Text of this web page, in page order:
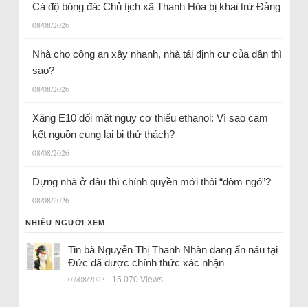
Cá độ bóng đá: Chủ tịch xã Thanh Hóa bị khai trừ Đảng
08/08/2026
Nhà cho công an xây nhanh, nhà tái định cư của dân thì
sao?
08/08/2026
Xăng E10 đối mặt nguy cơ thiếu ethanol: Vì sao cam
kết nguồn cung lại bị thử thách?
08/08/2026
Dựng nhà ở đâu thì chính quyền mới thôi “dòm ngó”?
08/08/2026
NHIỀU NGƯỜI XEM
Tin bà Nguyễn Thị Thanh Nhàn đang ẩn náu tại
Đức đã được chính thức xác nhận
07/08/2023 - 15.070 Views